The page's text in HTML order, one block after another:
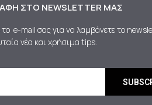
ΣΤΟ NEWSLETTER ΜΑΣ
e-mail σας για να λαμβάνετε το
νέα και χρήσιμα tips.